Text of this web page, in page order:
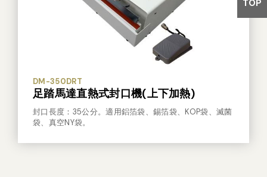
DM-350DRT
足踏馬達直熱式封口機(上下加熱)
封口長度：35公分。適用鋁箔袋、錫箔袋、KOP袋、滅菌
袋、真空NY袋。
TOP